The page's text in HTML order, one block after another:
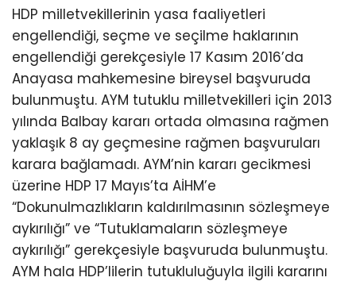
HDP milletvekillerinin yasa faaliyetleri
engellendiği, seçme ve seçilme haklarının
engellendiği gerekçesiyle 17 Kasım 2016’da
Anayasa mahkemesine bireysel başvuruda
bulunmuştu. AYM tutuklu milletvekilleri için 2013
yılında Balbay kararı ortada olmasına rağmen
yaklaşık 8 ay geçmesine rağmen başvuruları
karara bağlamadı. AYM’nin kararı gecikmesi
üzerine HDP 17 Mayıs’ta AİHM’e
“Dokunulmazlıkların kaldırılmasının sözleşmeye
aykırılığı” ve “Tutuklamaların sözleşmeye
aykırılığı” gerekçesiyle başvuruda bulunmuştu.
AYM hala HDP’lilerin tutukluluğuyla ilgili kararını